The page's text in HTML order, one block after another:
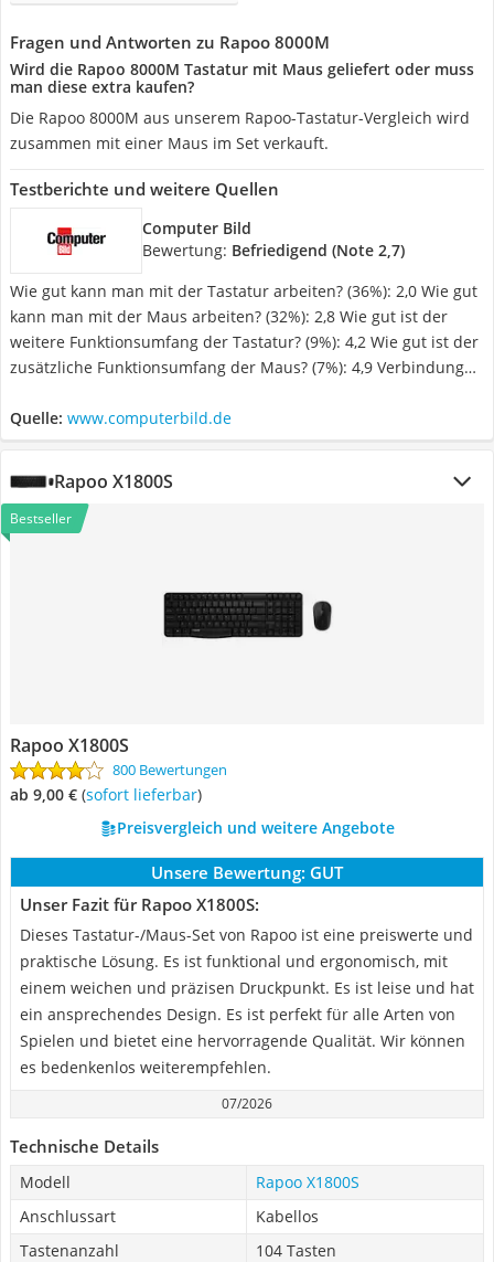
Fragen und Antworten zu Rapoo 8000M
Wird die Rapoo 8000M Tastatur mit Maus geliefert oder muss
man diese extra kaufen?
Die Rapoo 8000M aus unserem Rapoo-Tastatur-Vergleich wird
zusammen mit einer Maus im Set verkauft.
Testberichte und weitere Quellen
Computer Bild
Bewertung: Befriedigend (Note 2,7)
Wie gut kann man mit der Tastatur arbeiten? (36%): 2,0 Wie gut
kann man mit der Maus arbeiten? (32%): 2,8 Wie gut ist der
weitere Funktionsumfang der Tastatur? (9%): 4,2 Wie gut ist der
zusätzliche Funktionsumfang der Maus? (7%): 4,9 Verbindungen
Quelle: www.computerbild.de
Rapoo X1800S
Bestseller
Rapoo X1800S
800 Bewertungen
ab 9,00 € ( Sofort lieferbar)
Preisvergleich und weitere Angebote
Unsere Bewertung: GUT
Unser Fazit für Rapoo X1800S:
Dieses Tastatur-/Maus-Set von Rapoo ist eine preiswerte und
praktische Lösung. Es ist funktional und ergonomisch, mit
einem weichen und präzisen Druckpunkt. Es ist leise und hat
ein ansprechendes Design. Es ist perfekt für alle Arten von
Spielen und bietet eine hervorragende Qualität. Wir können
es bedenkenlos weiterempfehlen.
07/2026
Technische Details
Modell
Rapoo X1800S
Anschlussart
Kabellos
Tastenanzahl
104 Tasten